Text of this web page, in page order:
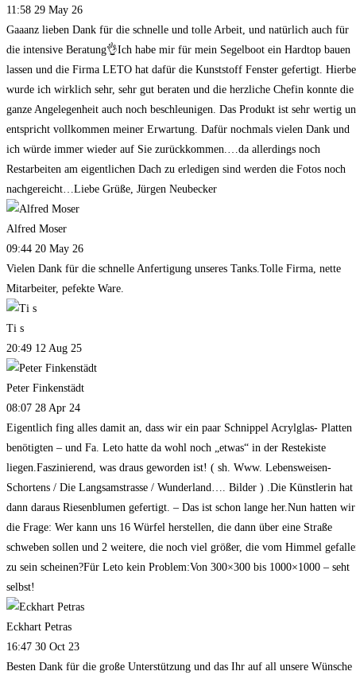
11:58 29 May 26
Gaaanz lieben Dank für die schnelle und tolle Arbeit, und natürlich auch für
die intensive Beratung👌Ich habe mir für mein Segelboot ein Hardtop bauen
lassen und die Firma LETO hat dafür die Kunststoff Fenster gefertigt.
wurde ich wirklich sehr, sehr gut beraten und die herzliche Chefin konnte die
ganze Angelegenheit auch noch beschleunigen. Das Produkt ist sehr wertig
entspricht vollkommen meiner Erwartung. Dafür nochmals vielen Dank und
ich würde immer wieder auf Sie zurückkommen.…da allerdings noch
Restarbeiten am eigentlichen Dach zu erledigen sind werden die Fotos noch
nachgereicht…Liebe Grüße, Jürgen Neubecker
Alfred Moser
09:44 20 May 26
Vielen Dank für die schnelle Anfertigung unseres Tanks.Tolle Firma, nette
Mitarbeiter, pefekte Ware.
Ti s
20:49 12 Aug 25
Peter Finkenstädt
08:07 28 Apr 24
Eigentlich fing alles damit an, dass wir ein paar Schnippel Acrylglas- Platten
benötigten – und Fa. Leto hatte da wohl noch „etwas“ in der Restekiste
liegen.Faszinierend, was draus geworden ist! ( sh. Www. Lebensweisen-
Schortens / Die Langsamstrasse / Wunderland…. Bilder ) .Die Künstlerin hat
dann daraus Riesenblumen gefertigt. – Das ist schon lange her.Nun hatten wir
die Frage: Wer kann uns 16 Würfel herstellen, die dann über eine Straße
schweben sollen und 2 weitere, die noch viel größer, die vom Himmel
zu sein scheinen?Für Leto kein Problem:Von 300×300 bis 1000×1000 – seht
selbst!
Eckhart Petras
16:47 30 Oct 23
Besten Dank für die große Unterstützung und das Ihr auf all unsere Wünsche